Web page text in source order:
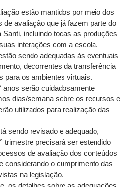
estão mantidos por meio dos
de avaliação que já fazem parte do
Santi, incluindo todas as produções
interações com a escola.
sendo adequadas às eventuais
decorrentes da transferência
para os ambientes virtuais.
anos serão cuidadosamente
dias/semana sobre os recursos e
utilizados para realização das
sendo revisado e adequado,
trimestre precisará ser estendido
de avaliação dos conteúdos
considerando o cumprimento das
na legislação.
os detalhes sobre as adequações